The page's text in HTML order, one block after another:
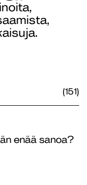
(151)
enää sanoa?